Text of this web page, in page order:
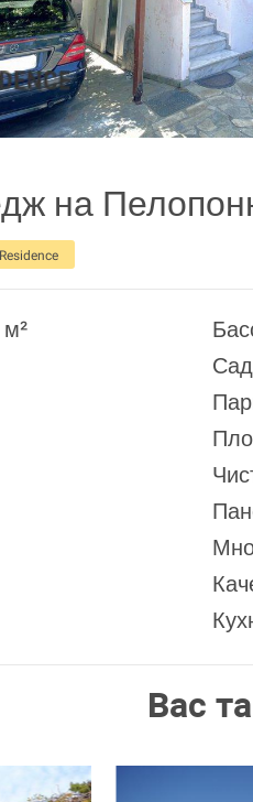
на
Сад
Вас